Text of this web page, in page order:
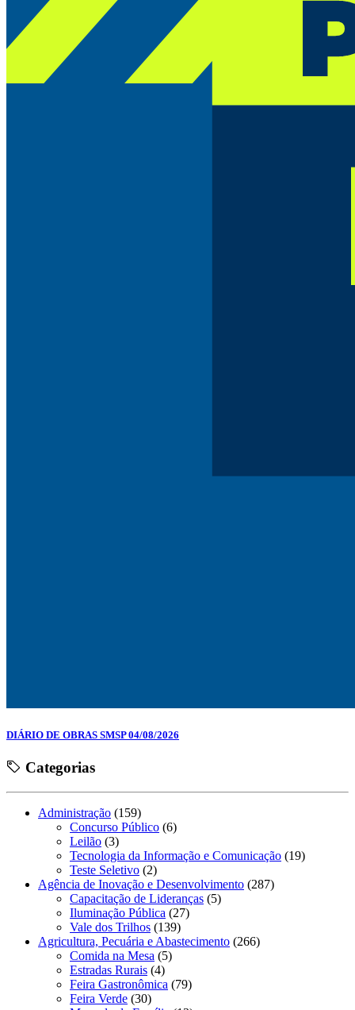
DIÁRIO DE OBRAS SMSP 04/08/2026
Categorias
Administração (159)
Concurso Público (6)
Leilão (3)
Tecnologia da Informação e Comunicação (19)
Teste Seletivo (2)
Agência de Inovação e Desenvolvimento (287)
Capacitação de Lideranças (5)
Iluminação Pública (27)
Vale dos Trilhos (139)
Agricultura, Pecuária e Abastecimento (266)
Comida na Mesa (5)
Estradas Rurais (4)
Feira Gastronômica (79)
Feira Verde (30)